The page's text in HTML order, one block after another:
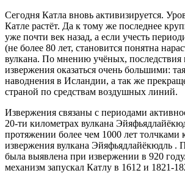
Сегодня Катла вновь активизируется.
Катле растёт. Да к тому же последнее
уже почти век назад, а если учесть
(не более 80 лет, становится понятна
вулкана. По мнению учёных, последствия
извержения оказаться очень большими:
наводнения в Исландии, а так же
страной по средствам воздушных линий.
Извержения связаны с периодами
20-ти километрах вулкана
протяжении более чем 1000 лет
извержения вулкана Эйяфьядлайёкюдль .
была выявлена при извержении в 920
механизм запускал Катлу в 1612 и 1821-